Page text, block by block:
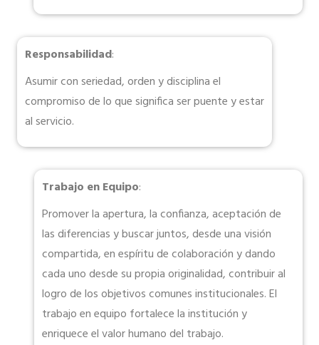
Responsabilidad:
Asumir con seriedad, orden y disciplina el
compromiso de lo que significa ser puente y estar
al servicio.
Trabajo en Equipo:
Promover la apertura, la confianza, aceptación de
las diferencias y buscar juntos, desde una visión
compartida, en espíritu de colaboración y dando
cada uno desde su propia originalidad, contribuir al
logro de los objetivos comunes institucionales. El
trabajo en equipo fortalece la institución y
enriquece el valor humano del trabajo.